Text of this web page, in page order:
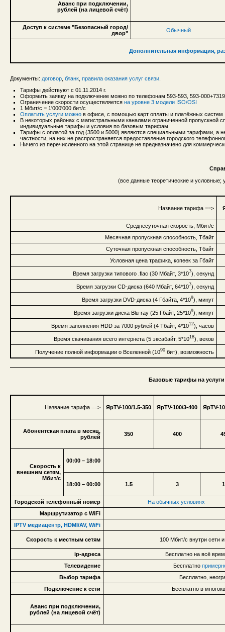
Аванс при подключении,
рублей (на лицевой счёт)
Доступ к системе "Безопасный город/
двор"
Обычный
Дополнительная информация,
Документы: договор бланк правила оказания услуг связи
Тарифы действуют с 01.11.2014 г.
Оформить заявку на подключение можно по телефонам 593-593, 593-
Ограничение скорости осуществляется на уровне 3 модели ISO/OSI
1 Мбит/с = 1'000'000 бит/с
Оплатить услуги можно в офисе, с помощью карт оплаты и платёжных систем
В некоторых районах с магистральными каналами ограниченной пропускной
индивидуальные тарифы и условия по базовым тарифам
Тарифы с оплатой за год (3500 и 5000) являются специальными тарифами,
частности, на них не распространяется предоставление городского
Ничего из перечисленного на этой странице не предназначено для
(все данные теоретические и условные;
Название тарифа ==>
Среднесуточная скорость, Мбит/с
Месячная пропускная способность, Тбайт
Суточная пропускная способность, Тбайт
Условная цена трафика, копеек за Гбайт
Время загрузки типового .flac (30 Мбайт, 3*107), секунд
Время загрузки CD-диска (640 Мбайт, 64*107), секунд
Время загрузки DVD-диска (4 Гбайта, 4*109), минут
Время загрузки диска Blu-ray (25 Гбайт, 25*109), минут
Время заполнения HDD за 7000 рублей (4 Тбайт, 4*1012), часов
Время скачивания всего интернета (5 эксабайт, 5*1018), веков
Получение полной информации о Вселенной (1090 бит), возможность
Базовые тарифы на услуги
Название тарифа ==> ЯрTV-100/1.5-350 ЯрTV-100/3-400 ЯрTV-
Абонентская плата в месяц,
рублей
350 400
Скорость к
внешним сетям,
Мбит/с
00:00 – 18:00
18:00 – 00:00 1.5 3
Городской телефонный номер
На обычных условиях
Маршрутизатор с WiFi
IPTV медиацентр, HDMI/AV, WiFi
Скорость к местным сетям 100 Мбит/с внутри сети
ip-адреса
Бесплатно на всё
Телевидение
Бесплатно
Выбор тарифа
Бесплатно,
Подключение к сети
Бесплатно в
Аванс при подключении,
рублей (на лицевой счёт)